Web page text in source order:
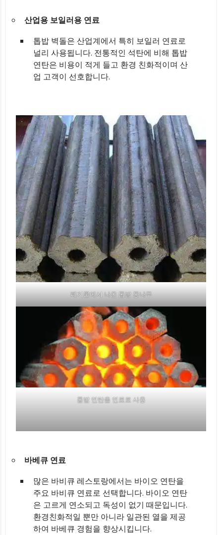
산업용 보일러용 연료
톱밥 벽돌은 산업계에서 특히 보일러 연료로
널리 사용됩니다. 전통적인 석탄에 비해 톱밥
연탄은 비용이 적게 들고 환경 친화적이며 산
업 고객이 선호합니다.
폐기물에서 나온 톱밥 통나무
톱밥 연탄을 연료로 사용
바베큐 연료
많은 바비큐 레스토랑에서는 바이오 연탄을
주요 바비큐 연료로 선택합니다. 바이오 연탄
은 고르게 연소되고 독성이 없기 때문입니다.
환경친화적일 뿐만 아니라 일관된 열을 제공
하여 바베큐 경험을 향상시킵니다.